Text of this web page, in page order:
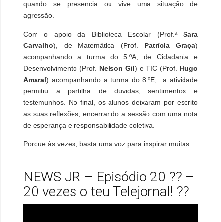
quando se presencia ou vive uma situação de
agressão.
Com o apoio da Biblioteca Escolar (Prof.ªSara
Carvalho), de Matemática (Prof. Patrícia Graça)
acompanhando a turma do 5.ºA, de Cidadania e
Desenvolvimento (Prof. Nelson Gil) e TIC (Prof. Hugo
Amaral) acompanhando a turma do 8.ºE, a atividade
permitiu a partilha de dúvidas, sentimentos e
testemunhos. No final, os alunos deixaram por escrito
as suas reflexões, encerrando a sessão com uma nota
de esperança e responsabilidade coletiva.
Porque às vezes, basta uma voz para inspirar muitas.
NEWS JR – Episódio 20 ?? –
20 vezes o teu Telejornal! ??